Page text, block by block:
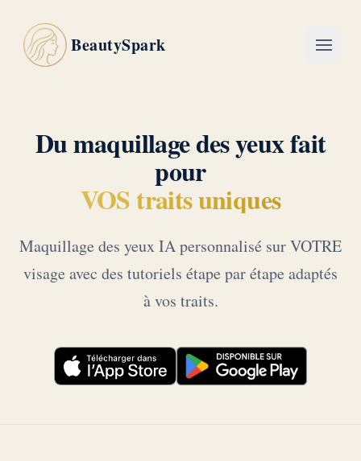
BeautySpark
Du maquillage des yeux fait
pour
VOS traits uniques
Maquillage des yeux IA personnalisé sur VOTRE
visage avec des tutoriels étape par étape adaptés
à vos traits.